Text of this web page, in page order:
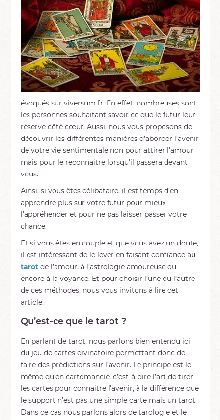
évoqués sur viversum.fr. En effet, nombreuses sont
les personnes souhaitant savoir ce que le futur leur
réserve côté cœur. Aussi, nous vous proposons de
découvrir les différentes manières d’aborder l’avenir
de votre vie sentimentale non pour attirer l’amour
mais pour le reconnaître lorsqu’il passera devant
vous.
Ainsi, si vous êtes célibataire, il est temps d’en
apprendre plus sur votre futur pour mieux
l’appréhender et pour ne pas laisser passer votre
chance.
Et si vous êtes en couple et que vous avez un doute,
il est intéressant de le lever en faisant confiance au
tarotde l’amour, à l’astrologie amoureuse ou
encore à la voyance. Et pour choisir l’une ou l’autre
de ces méthodes, nous vous invitons à lire cet
article.
Qu’est-ce que le tarot ?
En parlant de tarot, nous parlons bien entendu ici
du jeu de cartes divinatoire permettant donc de
faire des prédictions sur l’avenir. Le principe est le
même qu’en cartomancie, c’est-à-dire l’art de tirer
les cartes pour connaître l’avenir, à la différence que
le support n’est pas une simple carte mais un tarot.
Dans ce cas nous parlons alors de tarologie et le